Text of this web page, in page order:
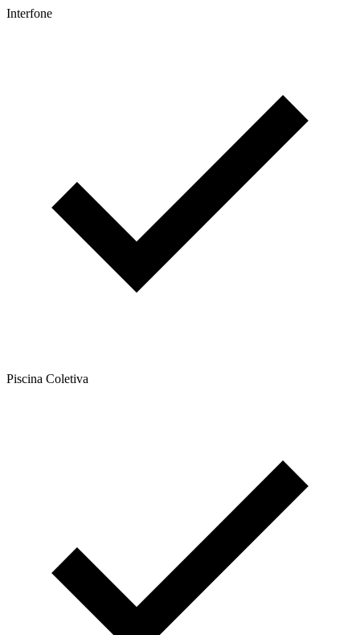
Interfone
Piscina Coletiva